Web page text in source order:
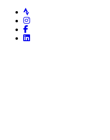
Strava
Instagram
Facebook
LinkedIn